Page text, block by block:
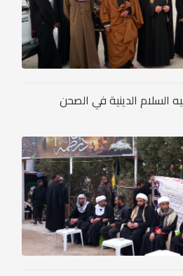
السلام الدينية في الصحن